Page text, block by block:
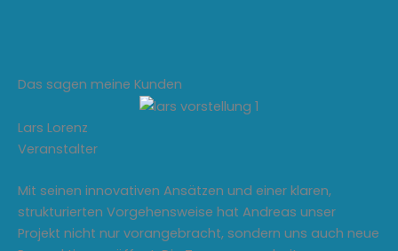
Das sagen meine Kunden
Lars Lorenz
Veranstalter
Mit seinen innovativen Ansätzen und einer klaren,
strukturierten Vorgehensweise hat Andreas unser
Projekt nicht nur vorangebracht, sondern uns auch neue